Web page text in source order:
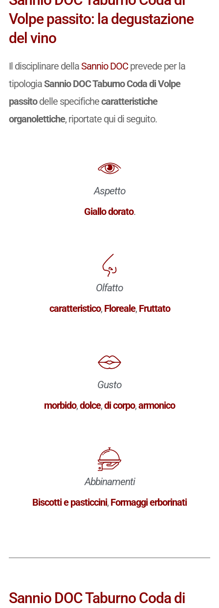
Volpe passito: la degustazione
del vino
Il disciplinare dellaSannio DOCprevede per la
tipologiaSannio DOC Taburno Coda di Volpe
passitodelle specifichecaratteristiche
organolettiche, riportate qui di seguito.
Aspetto
Giallo dorato.
Olfatto
caratteristico, Floreale, Fruttato
Gusto
morbido,dolce,di corpo,armonico
Abbinamenti
Biscotti e pasticcini, Formaggi erborinati
Sannio DOC Taburno Coda di